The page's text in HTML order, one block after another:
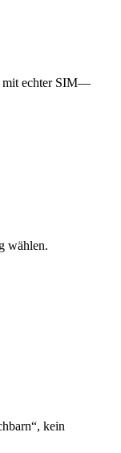
mit echter SIM—
wählen.
kein